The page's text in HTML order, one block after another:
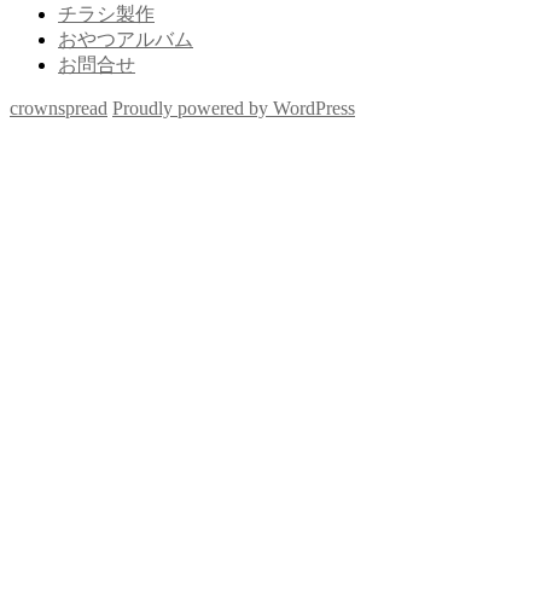
チラシ製作
おやつアルバム
お問合せ
crownspread Proudly powered by WordPress